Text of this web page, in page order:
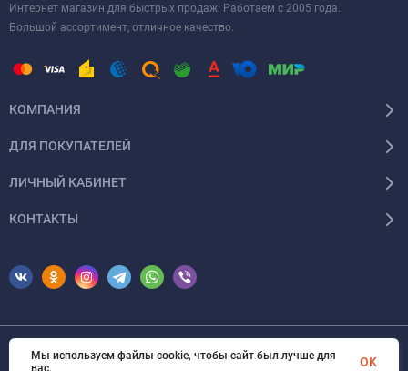
Интернет магазин для быстрых продаж. Работаем с 2005 года.
Большой ассортимент, отличное качество.
КОМПАНИЯ
ДЛЯ ПОКУПАТЕЛЕЙ
ЛИЧНЫЙ КАБИНЕТ
КОНТАКТЫ
© 2026 Erfolg Cosmetics. Все права защищены
Мы используем файлы cookie, чтобы сайт был лучше для
вас.
OK